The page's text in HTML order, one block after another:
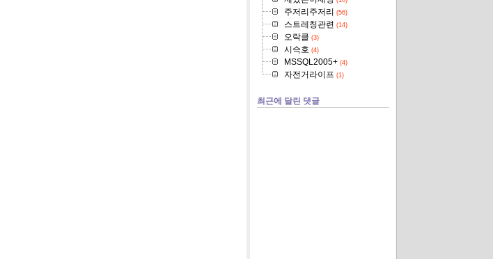
주저리주저리 (56)
스트레칭관련 (14)
오락클 (3)
시슥호 (4)
MSSQL2005+(4)
자전거라이프 (1)
최근에 달린 댓글